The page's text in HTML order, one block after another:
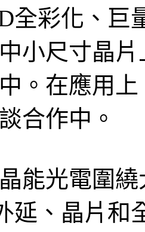
全彩化、巨
小尺寸晶
。在應用
合作中。
能光電圍
延、晶片和